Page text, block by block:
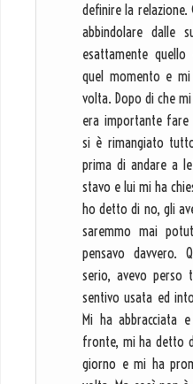
definire la
abbindolare dalle
esattamente
quel momento e mi
volta. Dopo di che
era importante fare
si è rimangiato
prima di andare a
stavo e lui mi ha
ho detto di no, gli
saremmo mai
pensavo davvero.
serio, avevo
sentivo usata ed
Mi ha abbracciata
fronte, mi ha detto
giorno e mi ha